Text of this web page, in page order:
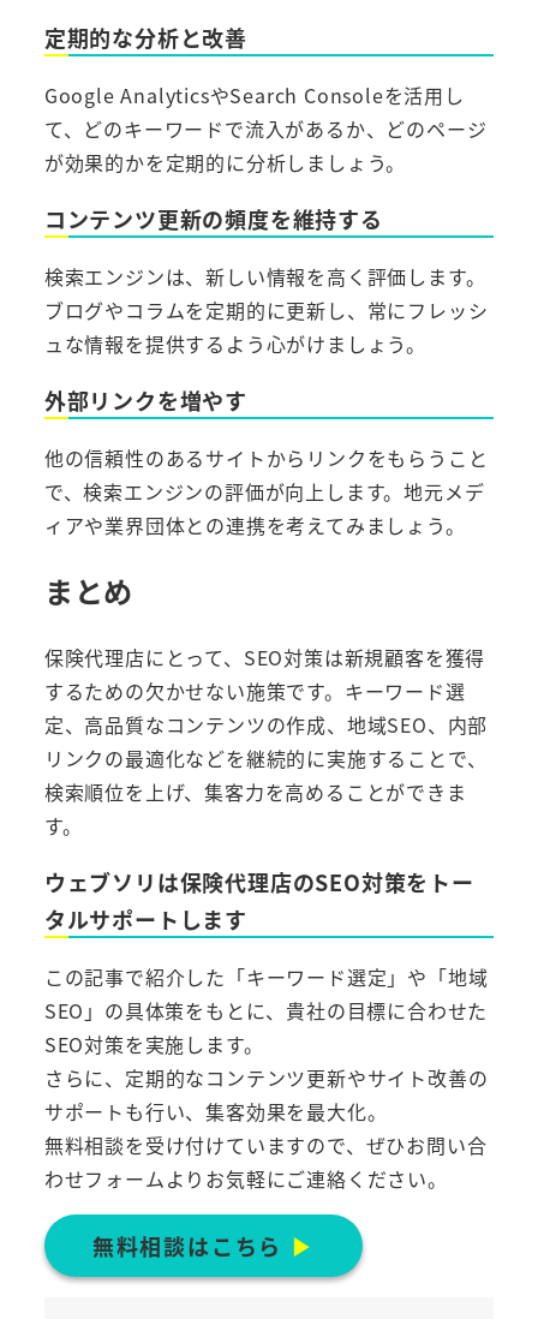
定期的な分析と改善
Google AnalyticsやSearch Consoleを活用し
て、どのキーワードで流入があるか、どのページ
が効果的かを定期的に分析しましょう。
コンテンツ更新の頻度を維持する
検索エンジンは、新しい情報を高く評価します。
ブログやコラムを定期的に更新し、常にフレッシ
ュな情報を提供するよう心がけましょう。
外部リンクを増やす
他の信頼性のあるサイトからリンクをもらうこと
で、検索エンジンの評価が向上します。地元メデ
ィアや業界団体との連携を考えてみましょう。
まとめ
保険代理店にとって、SEO対策は新規顧客を獲得
するための欠かせない施策です。キーワード選
定、高品質なコンテンツの作成、地域SEO、内部
リンクの最適化などを継続的に実施することで、
検索順位を上げ、集客力を高めることができま
す。
ウェブソリは保険代理店のSEO対策をトー
タルサポートします
この記事で紹介した「キーワード選定」や「地域
SEO」の具体策をもとに、貴社の目標に合わせた
SEO対策を実施します。
さらに、定期的なコンテンツ更新やサイト改善の
サポートも行い、集客効果を最大化。
無料相談を受け付けていますので、ぜひお問い合
わせフォームよりお気軽にご連絡ください。
無料相談はこちら ▶︎